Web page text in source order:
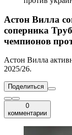
Астон Вилла
соперника
чемпионов
Астон Вилла
2025/26.
Поделиться
0
комментарии